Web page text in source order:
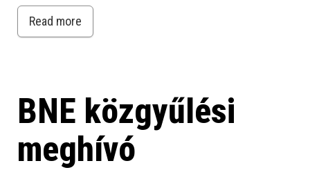
Read more
BNE közgyűlési
meghívó